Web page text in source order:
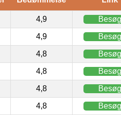
4,9 Besøg
4,9 Besøg
4,8 Besøg
4,8 Besøg
4,8 Besøg
4,8 Besøg